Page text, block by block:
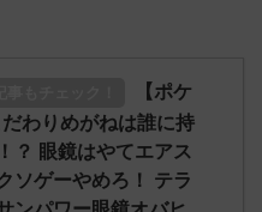
【ポケ
わりめがねは誰に持
？ 眼鏡はやてエアス
ソゲーやめろ！ テラ